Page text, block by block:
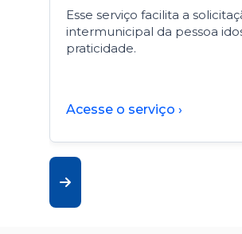
Esse serviço facilita a
intermunicipal da pessoa
praticidade.
Acesse o serviço ›